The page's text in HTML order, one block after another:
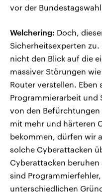
vor der
Welchering: Doch,
Sicherheitsexperten
nicht den Blick auf die
massiver Störungen
Router verstellen. Eben
Programmierarbeit und
von den Befürchtungen
mit mehr und härteren
bekommen, dürfen wir
solche Cyberattacken
Cyberattacken
sind
unterschiedlichen